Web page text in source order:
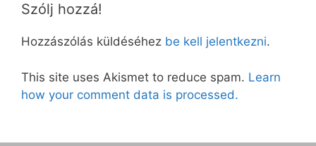
Szólj hozzá!
Hozzászólás küldéséhez be kell jelentkezni.
This site uses Akismet to reduce spam. Learn
how your comment data is processed.